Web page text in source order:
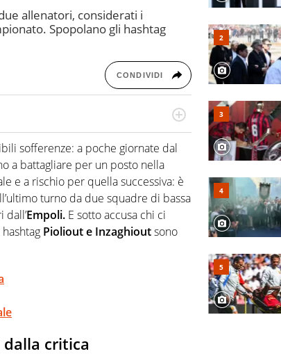
allenatori, considerati i
Spopolano gli hashtag
CONDIVIDI
calcio in una nicchia di esperti, lui ne
né gli umori social del mondo delle
sofferenze: a poche giornate dal
a battagliare per un posto nella
e a rischio per quella successiva: è
turno da due squadre di bassa
dall’Empoli. E sotto accusa chi ci
Pioliout e Inzaghioutsono
critica